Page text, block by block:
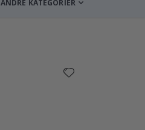
ANDRE KATEGORIER